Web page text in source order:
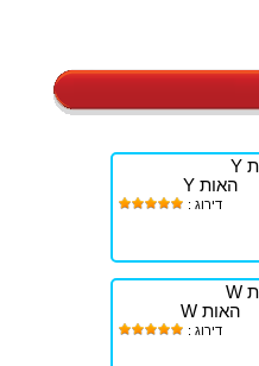
האות Y
דירוג :
האות W
דירוג :